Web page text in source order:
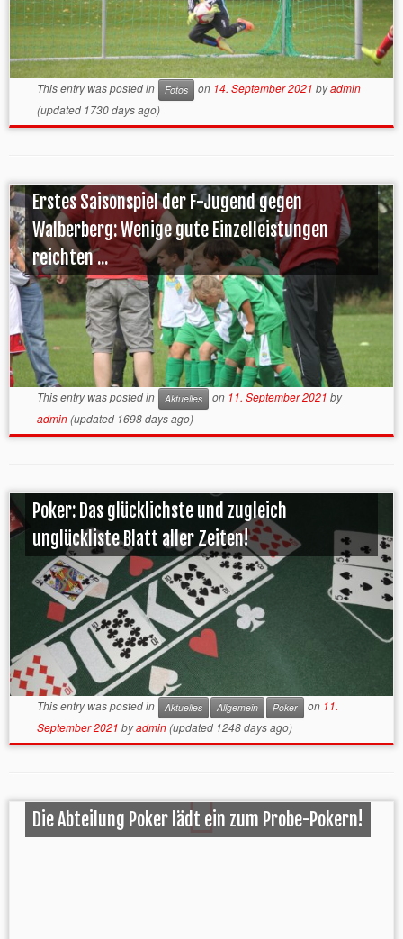
This entry was posted in Fotos on 14. September 2021 byadmin
(updated 1730 days ago)
Erstes Saisonspiel der F-Jugend gegen
Walberberg: Wenige gute Einzelleistungen
reichten ...
This entry was posted in Aktuelles on 11. September 2021 by
admin(updated 1698 days ago)
Poker: Das glücklichste und zugleich
unglückliste Blatt aller Zeiten!
This entry was posted in Aktuelles Allgemein Poker on 11.
September 2021 byadmin(updated 1248 days ago)
Die Abteilung Poker lädt ein zum Probe-Pokern!